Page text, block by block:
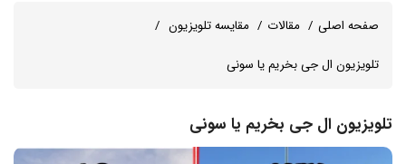
صفحه اصلی مقالات مقایسه تلویزیون
تلویزیون ال جی بخریم یا سونی
تلویزیون ال جی بخریم یا سونی